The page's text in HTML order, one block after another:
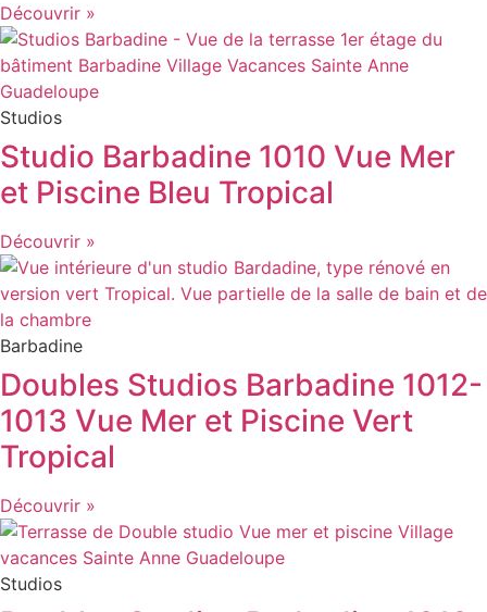
Découvrir »
Studios
Studio Barbadine 1010 Vue Mer
et Piscine Bleu Tropical
Découvrir »
Barbadine
Doubles Studios Barbadine 1012-
1013 Vue Mer et Piscine Vert
Tropical
Découvrir »
Studios